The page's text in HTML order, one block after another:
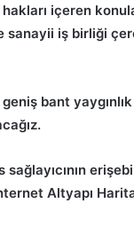
içeren
sanayii iş birliği
bant yaygınlık
Altyapı